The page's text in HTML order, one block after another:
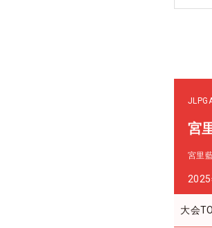
宮
宮里
大会